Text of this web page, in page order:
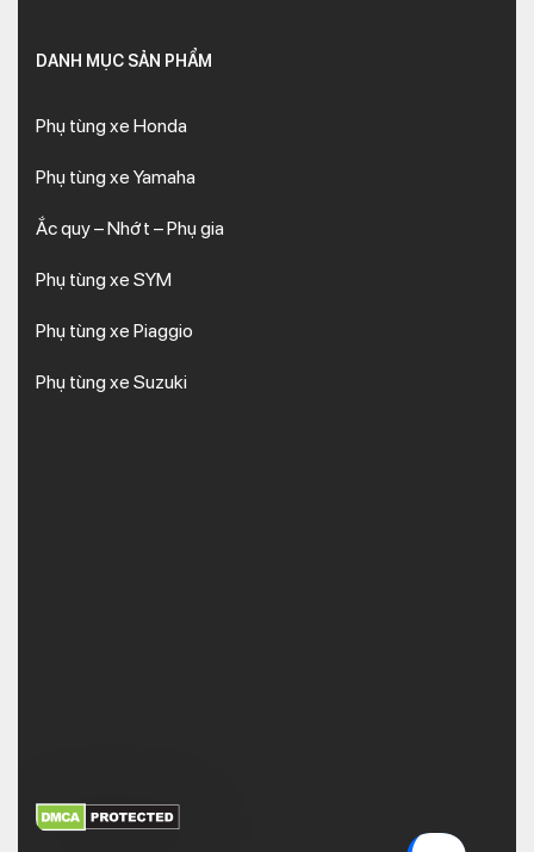
DANH MỤC SẢN PHẨM
Phụ tùng xe Honda
Phụ tùng xe Yamaha
Ắc quy – Nhớt – Phụ gia
Phụ tùng xe SYM
Phụ tùng xe Piaggio
Phụ tùng xe Suzuki
XEM THÊM